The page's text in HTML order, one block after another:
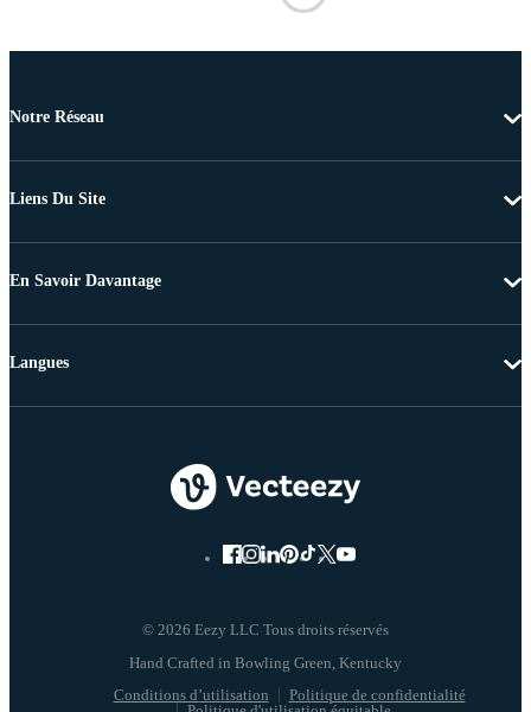
Notre Réseau
Liens Du Site
En Savoir Davantage
© 2026 Eezy LLC Tous droits réservés
Conditions d’utilisation
Politique de confidentialité
Langues